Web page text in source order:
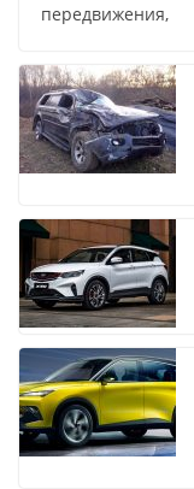
передвижения,